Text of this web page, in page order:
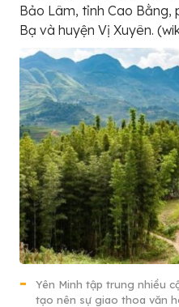
Bảo Lâm, tỉnh Cao Bằng,
Bạ và huyện Vị Xuyên.
Yên Minh tập trung nhiều
tạo nên sự giao thoa văn